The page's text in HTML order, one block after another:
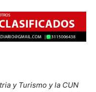
y Turismo y la CUN